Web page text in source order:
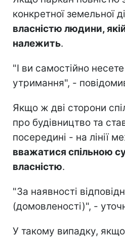
конкретної земельної
власністю людини,
належить.
"І ви самостійно
утримання", -
Якщо ж дві сторони
про будівництво та
посередині - на лінії
вважатися спільною
власністю.
"За наявності
(домовленості)", -
У такому випадку, якщо